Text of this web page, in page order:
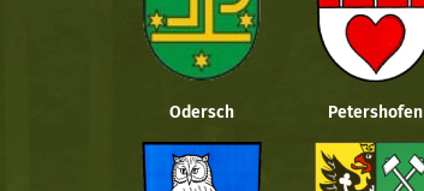
Odersch Petershofen